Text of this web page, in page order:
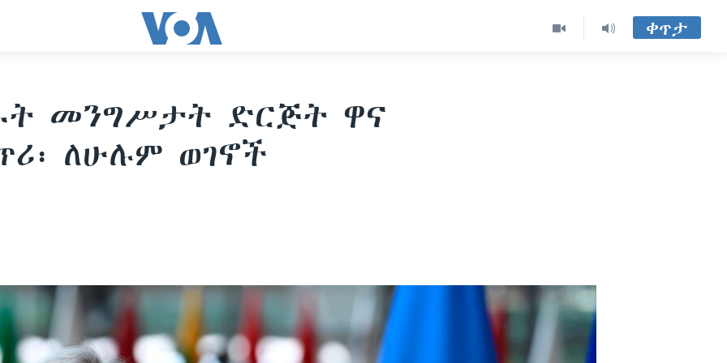
ቀጥታ
መንግሥታት ድርጅት ዋና
ለሁሉም ወገኖች